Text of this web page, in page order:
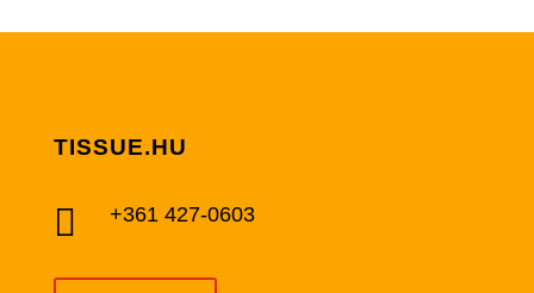
TISSUE.HU
 +361 427-0603